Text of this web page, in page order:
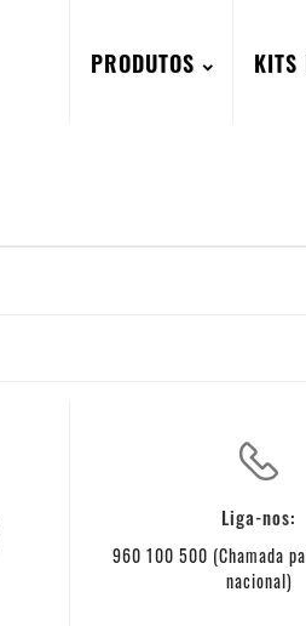
PRODUTOS KITS
Liga-nos:
960 100 500 (Chamada
nacional)